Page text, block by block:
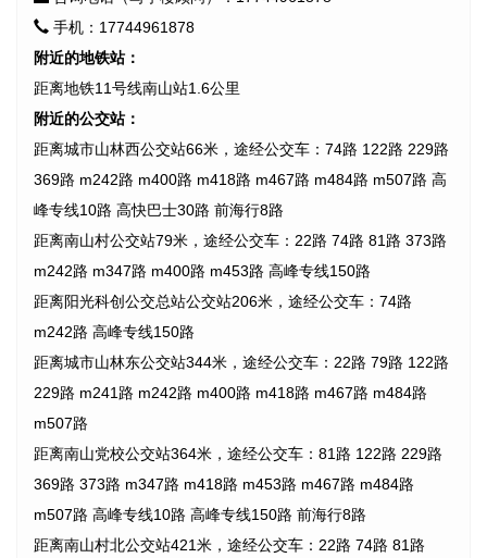
手机：17744961878
附近的地铁站：
距离地铁11号线南山站1.6公里
附近的公交站：
距离城市山林西公交站66米，途经公交车：74路 122路 229路
369路 m242路 m400路 m418路 m467路 m484路 m507路 高
峰专线10路 高快巴士30路 前海行8路
距离南山村公交站79米，途经公交车：22路 74路 81路 373路
m242路 m347路 m400路 m453路 高峰专线150路
距离阳光科创公交总站公交站206米，途经公交车：74路
m242路 高峰专线150路
距离城市山林东公交站344米，途经公交车：22路 79路 122路
229路 m241路 m242路 m400路 m418路 m467路 m484路
m507路
距离南山党校公交站364米，途经公交车：81路 122路 229路
369路 373路 m347路 m418路 m453路 m467路 m484路
m507路 高峰专线10路 高峰专线150路 前海行8路
距离南山村北公交站421米，途经公交车：22路 74路 81路